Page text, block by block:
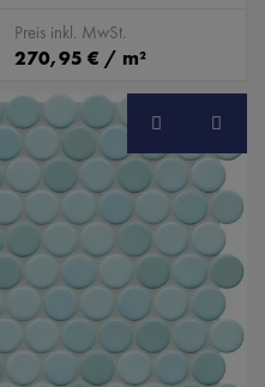
Preis inkl. MwSt.
270,95 € / m²